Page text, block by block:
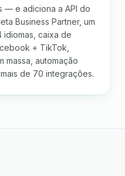
— e adiciona a API do
Business Partner, um
idiomas, caixa de
+ TikTok,
massa, automação
de 70 integrações.